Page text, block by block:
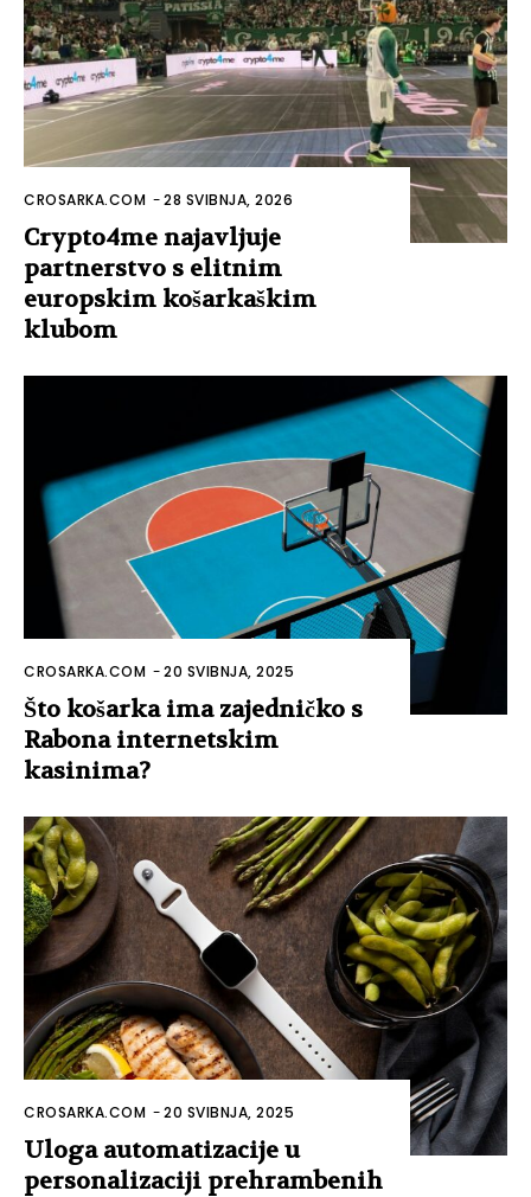
CROSARKA.COM -28 SVIBNJA, 2026
Crypto4me najavljuje
partnerstvo s elitnim
europskim košarkaškim
klubom
CROSARKA.COM -20 SVIBNJA, 2025
Što košarka ima zajedničko s
Rabona internetskim
kasinima?
CROSARKA.COM -20 SVIBNJA, 2025
Uloga automatizacije u
personalizaciji prehrambenih